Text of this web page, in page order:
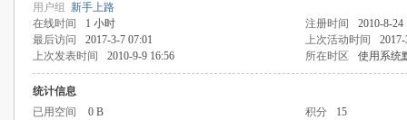
用户组 新手上路
在线时间
1 小时 注册时间
2010-8-24
最后访问
2017-3-7 07:01 上次活动时间
上次发表时间
2010-9-9 16:56 所在时区 使用系统
统计信息
已用空间
0 B 积分
15